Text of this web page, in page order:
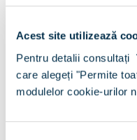
Acest site utilizează
Pentru detalii consultați
care alegeți "Permite
modulelor cookie-urilor
Decor : Oak /